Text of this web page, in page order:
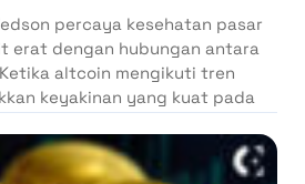
percaya kesehatan pasar
erat dengan hubungan antara
altcoin mengikuti tren
keyakinan yang kuat pada